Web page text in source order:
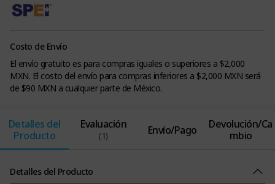
Costo de Envío
El envío gratuito es para compras iguales o superiores a $2,000
MXN. El costo del envío para compras inferiores a $2,000 MXN será
de $90 MXN a cualquier parte de México.
Detalles del
Producto
Evaluación
(1) Envío/Pago
Devolución/Ca
mbio
Detalles del Producto